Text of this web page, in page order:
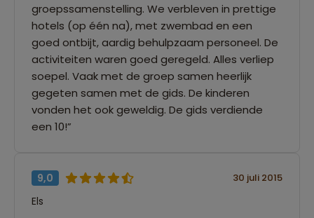
groepssamenstelling. We verbleven in prettige
hotels (op één na), met zwembad en een
goed ontbijt, aardig behulpzaam personeel. De
activiteiten waren goed geregeld. Alles verliep
soepel. Vaak met de groep samen heerlijk
gegeten samen met de gids. De kinderen
vonden het ook geweldig. De gids verdiende
een 10!”
9,0 30 juli 2015
Els